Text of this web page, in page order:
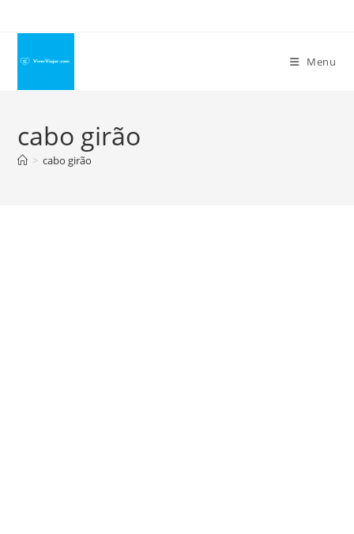
conteúdo
Menu
cabo girão
> cabo girão